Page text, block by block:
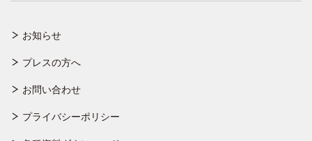
お知らせ
プレスの方へ
お問い合わせ
プライバシーポリシー